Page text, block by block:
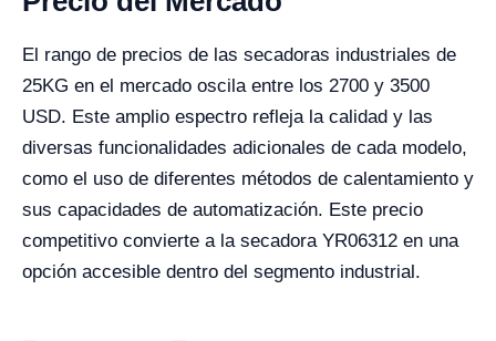
El rango de precios de las secadoras industriales de
25KG en el mercado oscila entre los 2700 y 3500
USD. Este amplio espectro refleja la calidad y las
diversas funcionalidades adicionales de cada modelo,
como el uso de diferentes métodos de calentamiento y
sus capacidades de automatización. Este precio
competitivo convierte a la secadora YR06312 en una
opción accesible dentro del segmento industrial.